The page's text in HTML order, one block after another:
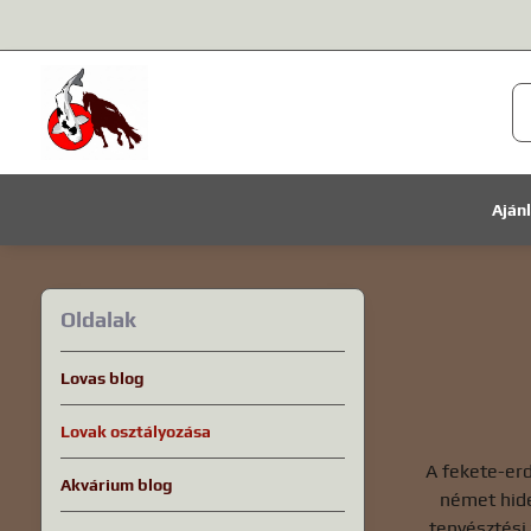
A fekete-
német
Oldalak
Lovas blog
Lovak osztályozása
Akvárium blog